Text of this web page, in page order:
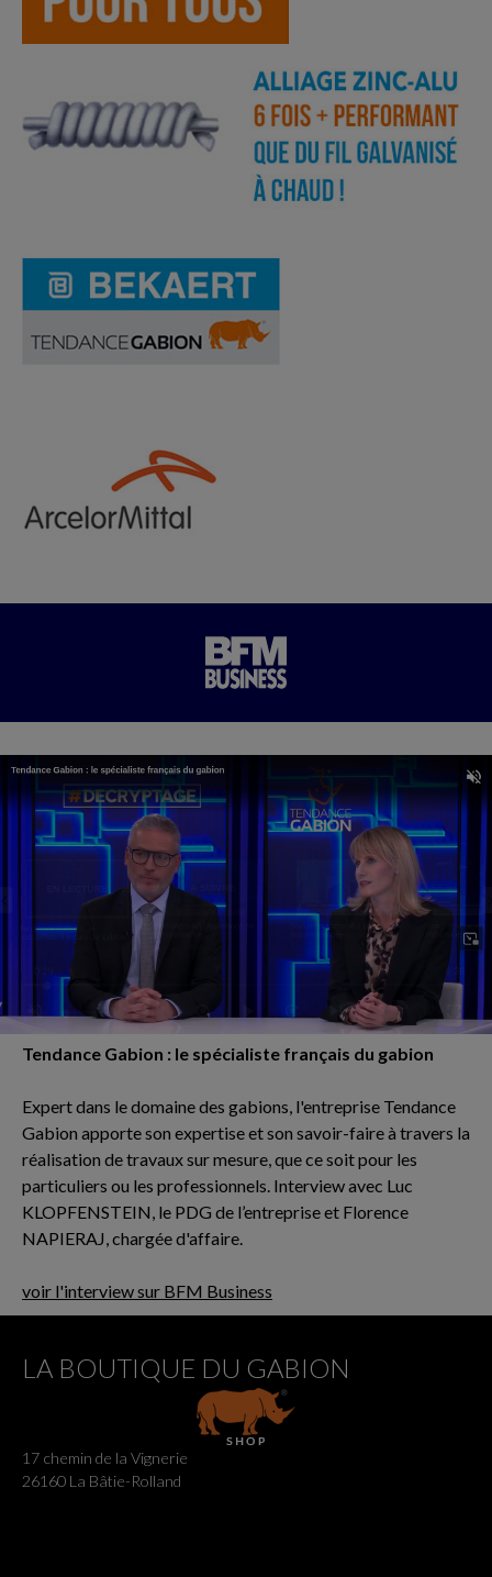
Tendance Gabion : le spécialiste français du gabion
Expert dans le domaine des gabions, l'entreprise Tendance
Gabion apporte son expertise et son savoir-faire à travers la
réalisation de travaux sur mesure, que ce soit pour les
particuliers ou les professionnels. Interview avec Luc
KLOPFENSTEIN, le PDG de l’entreprise et Florence
NAPIERAJ, chargée d'affaire.
voir l'interview sur BFM Business
LA BOUTIQUE DU GABION
17 chemin de la Vignerie
26160 La Bâtie-Rolland